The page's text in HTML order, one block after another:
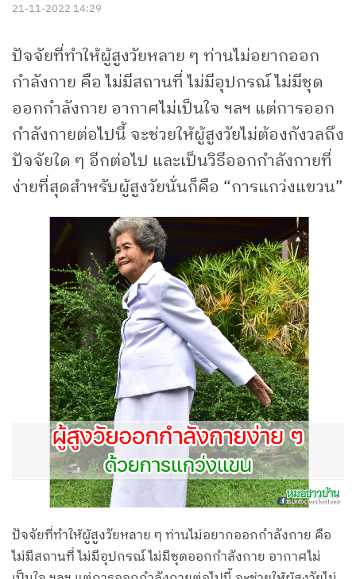
21-11-2022 14:29
ปัจจัยที่ทำให้ผู้สูงวัยหลาย ๆ ท่านไม่อยากออก
กำลังกาย คือ ไม่มีสถานที่ ไม่มีอุปกรณ์ ไม่มีชุด
ออกกำลังกาย อากาศไม่เป็นใจ ฯลฯ แต่การออก
กำลังกายต่อไปนี้ จะช่วยให้ผู้สูงวัยไม่ต้องกังวลถึง
ปัจจัยใด ๆ อีกต่อไป และเป็นวิธีออกกำลังกายที่
ง่ายที่สุดสำหรับผู้สูงวัยนั่นก็คือ “การแกว่งแขวน”
ปัจจัยที่ทำให้ผู้สูงวัยหลาย ๆ ท่านไม่อยากออกกำลังกาย คือ
ไม่มีสถานที่ ไม่มีอุปกรณ์ ไม่มีชุดออกกำลังกาย อากาศไม่